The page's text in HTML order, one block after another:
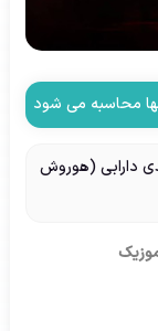
محاسبه می شود
دارابی (هوروش